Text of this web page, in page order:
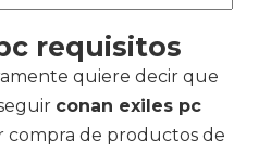
requisitos
quiere decir que
conan exiles pc
compra de productos de